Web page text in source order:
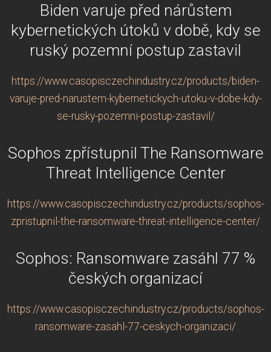
Biden varuje před nárůstem
kybernetických útoků v době, kdy se
ruský pozemní postup zastavil
https://www.casopisczechindustry.cz/products/biden-
varuje-pred-narustem-kybernetickych-utoku-v-dobe-kdy-
se-rusky-pozemni-postup-zastavil/
Sophos zpřístupnil The Ransomware
Threat Intelligence Center
https://www.casopisczechindustry.cz/products/sophos-
zpristupnil-the-ransomware-threat-intelligence-center/
Sophos: Ransomware zasáhl 77 %
českých organizací
https://www.casopisczechindustry.cz/products/sophos-
ransomware-zasahl-77-ceskych-organizaci/